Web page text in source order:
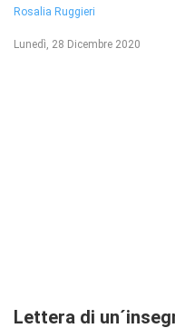
Rosalia Ruggieri
Lunedì, 28 Dicembre 2020
Lettera di